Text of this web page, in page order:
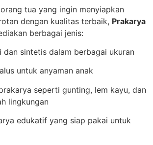
tua yang ingin menyiapkan
dengan kualitas terbaik, Prakarya
berbagai jenis:
dan sintetis dalam berbagai ukuran
untuk anyaman anak
seperti gunting, lem kayu, dan
lingkungan
edukatif yang siap pakai untuk